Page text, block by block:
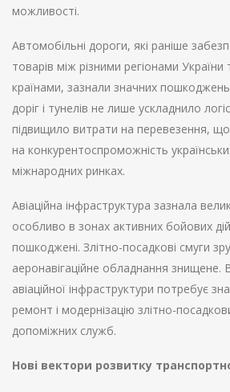
можливості.
Автомобільні дороги, які раніше
товарів між різними регіонами України
країнами, зазнали значних
доріг і тунелів не лише ускладнило
підвищило витрати на перевезення,
на конкурентоспроможність
міжнародних ринках.
Авіаційна інфраструктура зазнала
особливо в зонах активних бойових
пошкоджені. Злітно-посадкові смуги
аеронавігаційне обладнання знищене.
авіаційної інфраструктури потребує
ремонт і модернізацію злітно-
допоміжних служб.
Нові вектори розвитку